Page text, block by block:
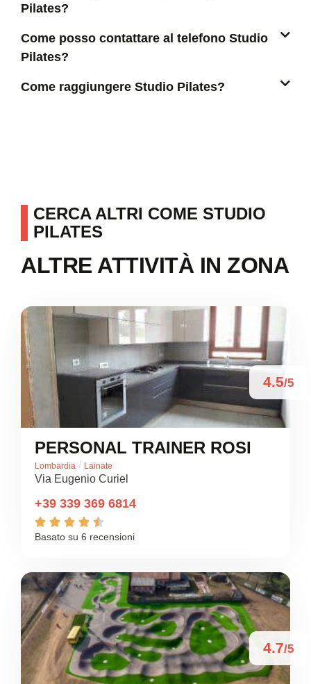
Pilates?
Come posso contattare al telefono Studio
Pilates?
Come raggiungere Studio Pilates?
CERCA ALTRI COME STUDIO
PILATES
ALTRE ATTIVITÀ IN ZONA
4.5/5
PERSONAL TRAINER ROSI
Lombardia / Lainate
Via Eugenio Curiel
+39 339 369 6814
    
Basato su 6 recensioni
4.7/5